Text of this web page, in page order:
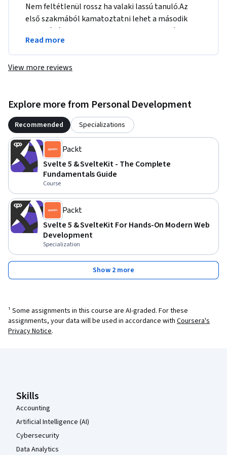
Nem feltétlenül rossz ha valaki lassú tanuló.Az
első szakmából kamatoztatni lehet a második
szakmánál.Köszönöm Barbara Oakleynek és
Terrinek!
Read more
View more reviews
Explore more from Personal Development
Recommended Specializations
Packt
Svelte 5 & SvelteKit - The Complete
Fundamentals Guide
Course
Packt
Svelte 5 & SvelteKit For Hands-On Modern Web
Development
Specialization
Show 2 more
¹ Some assignments in this course are AI-graded. For these
assignments, your data will be used in accordance with Coursera's
Privacy Notice.
Skills
Accounting
Artificial Intelligence (AI)
Cybersecurity
Data Analytics